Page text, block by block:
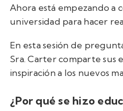
Ahora está empezando a
universidad para hacer
En esta sesión de
Sra. Carter comparte sus
inspiración a los nuevos
¿Por qué se hizo